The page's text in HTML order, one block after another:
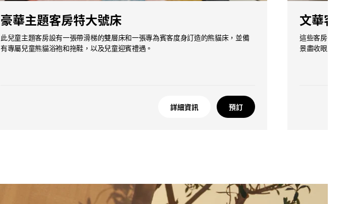
豪華主題客房特大號床
此兒童主題客房設有一張帶滑梯的雙層床和一張專為賓客度身訂造的熊貓床，並備
有專屬兒童熊貓浴袍和拖鞋，以及兒童迎賓禮遇。
詳細資訊 預訂
文華客房
這些客房位於
景盡收眼底。